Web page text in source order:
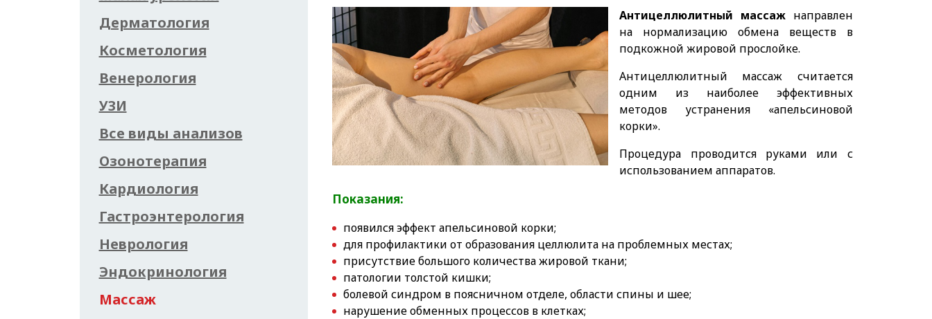
Антицеллюлитный массажнаправлен
на нормализацию обмена веществ в
подкожной жировой прослойке.
Антицеллюлитный массаж считается
одним из наиболее эффективных
методов устранения «апельсиновой
корки».
Процедура проводится руками или с
использованием аппаратов.
Показания:
появился эффект апельсиновой корки;
для профилактики от образования целлюлита на проблемных местах;
присутствие большого количества жировой ткани;
патологии толстой кишки;
болевой синдром в поясничном отделе, области спины и шее;
нарушение обменных процессов в клетках;
Дерматология
Косметология
Венерология
УЗИ
Все виды анализов
Озонотерапия
Кардиология
Гастроэнтерология
Неврология
Эндокринология
Массаж